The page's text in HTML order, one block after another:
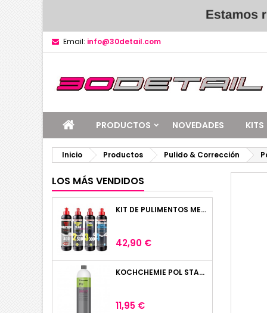
Email: info@30detail.com
PRODUCTOS NOVEDADES KITS
Inicio Productos Pulido & Corrección
LOS MÁS VENDIDOS
KIT DE PULIMENTOS MENZERNA 4 X 250ML
Precio
42,90 €
KOCHCHEMIE POL STAR 1L
Precio
11,95 €